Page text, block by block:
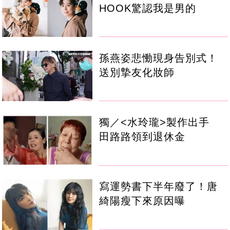
HOOK驚認我是男的
孫燕姿悲慟現身告別式！
送別摯友化妝師
獨／<水玲瓏>製作出手
田路路領到退休金
寫運勢書下半年廢了！唐
綺陽瘦下來原因曝